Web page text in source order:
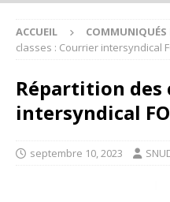
ACCUEIL COMMUNIQUÉS
classes : Courrier intersyndical
Répartition des
intersyndical
septembre 10, 2023